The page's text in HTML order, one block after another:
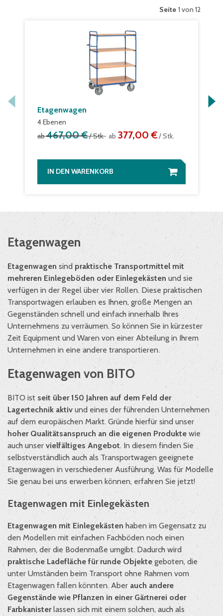
Seite 1 von 12
Etagenwagen
4 Ebenen
ab467,00 €/ Stk. ab 377,00 €/ Stk.
IN DEN WARENKORB
Etagenwagen
Etagenwagen sindpraktische Transportmittel mit
mehreren Einlegeböden oder Einlegekästen und sie
verfügen in der Regel über vier Rollen. Diese praktischen
Transportwagen erlauben es Ihnen, große Mengen an
Gegenständen schnell und einfach innerhalb Ihres
Unternehmens zu verräumen. So können Sie in kürzester
Zeit Equipment und Waren von einer Abteilung in Ihrem
Unternehmen in eine andere transportieren.
Etagenwagen von BITO
BITO ist seit über 150 Jahren auf dem Feld der
Lagertechnik aktiv und eines der führenden Unternehmen
auf dem europäischen Markt. Gründe hierfür sind unser
hoher Qualitätsanspruch an die eigenen Produkte wie
auch unser vielfältiges Angebot. In diesem finden Sie
selbstverständlich auch als Transportwagen geeignete
Etagenwagen in verschiedener Ausführung. Was für Modelle
Sie genau bei uns erwerben können, erfahren Sie jetzt!
Etagenwagen mit Einlegekästen
Etagenwagen mit Einlegekästen haben im Gegensatz zu
den Modellen mit einfachen Fachböden noch einen
Rahmen, der die Bodenmaße umgibt. Dadurch wird
praktische Ladefläche für runde Objekte geboten, die
unter Umständen beim Transport ohne Rahmen vom
Etagenwagen fallen könnten. Aber auch andere
Gegenstände wie Pflanzen in einer Gärtnerei oder
Farbkanisterlassen sich mit einem solchen, auch als